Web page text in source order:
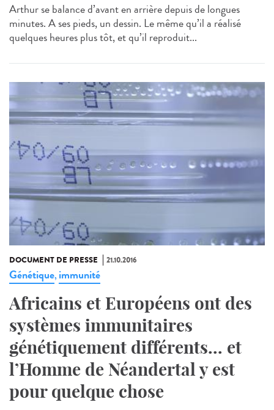
Arthur se balance d’avant en arrière depuis de longues
minutes. A ses pieds, un dessin. Le même qu’il a réalisé
quelques heures plus tôt, et qu’il reproduit...
DOCUMENT DE PRESSE 21.10.2016
Génétique, immunité
Africains et Européens ont des
systèmes immunitaires
génétiquement différents... et
l’Homme de Néandertal y est
pour quelque chose